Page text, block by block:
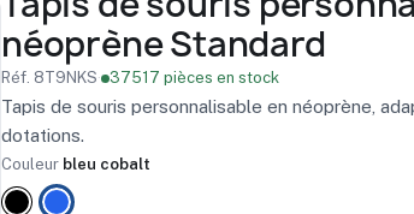
néoprène Standard
Réf. 8T9NKS· 37517 pièces en stock
Tapis de souris personnalisable en néoprène,
dotations.
Couleur bleu cobalt
noir
bleu